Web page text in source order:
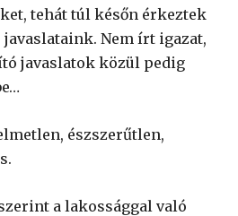
tehát túl későn érkeztek
javaslataink. Nem írt igazat,
javaslatok közül pedig
észszerűtlen,
a lakossággal való